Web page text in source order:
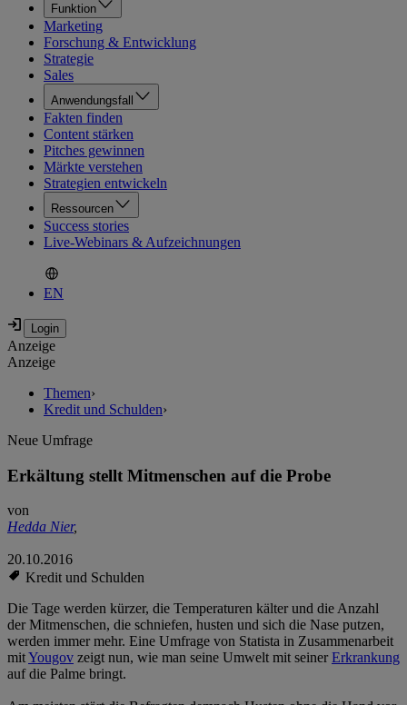
Funktion
Marketing
Forschung & Entwicklung
Strategie
Sales
Anwendungsfall
Fakten finden
Content stärken
Pitches gewinnen
Märkte verstehen
Strategien entwickeln
Ressourcen
Success stories
Live-Webinars & Aufzeichnungen
EN
Anzeige
Anzeige
Themen›
Kredit und Schulden›
Neue Umfrage
Erkältung stellt Mitmenschen auf die Probe
von
Hedda Nier,
20.10.2016
Kredit und Schulden
Die Tage werden kürzer, die Temperaturen kälter und die Anzahl
der Mitmenschen, die schniefen, husten und sich die Nase putzen,
werden immer mehr. Eine Umfrage von Statista in Zusammenarbeit
mitYougov zeigt nun, wie man seine Umwelt mit seinerErkrankung
auf die Palme bringt.